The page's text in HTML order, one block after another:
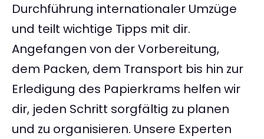
Durchführung internationaler Umzüge
und teilt wichtige Tipps mit dir.
Angefangen von der Vorbereitung,
dem Packen, dem Transport bis hin zur
Erledigung des Papierkrams helfen wir
dir, jeden Schritt sorgfältig zu planen
und zu organisieren. Unsere Experten